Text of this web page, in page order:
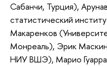
Сабанчи, Турция),
статистический
Макаренков
Монреаль), Эрик Маскин
НИУ ВШЭ), Марио